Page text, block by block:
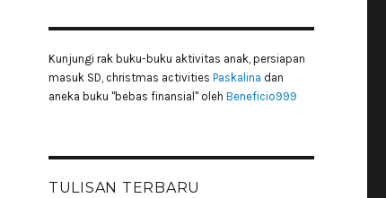
Kunjungi rak buku-buku aktivitas anak, persiapan
masuk SD, christmas activities Paskalina dan
aneka buku "bebas finansial" oleh Beneficio999
TULISAN TERBARU